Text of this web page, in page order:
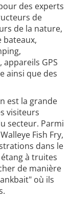
des experts
de
de la nature,
bateaux,
GPS
ainsi que des
est la grande
visiteurs
secteur. Parmi
Fish Fry,
dans le
à truites
de manière
où ils